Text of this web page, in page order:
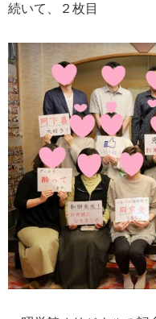
続いて、２枚目